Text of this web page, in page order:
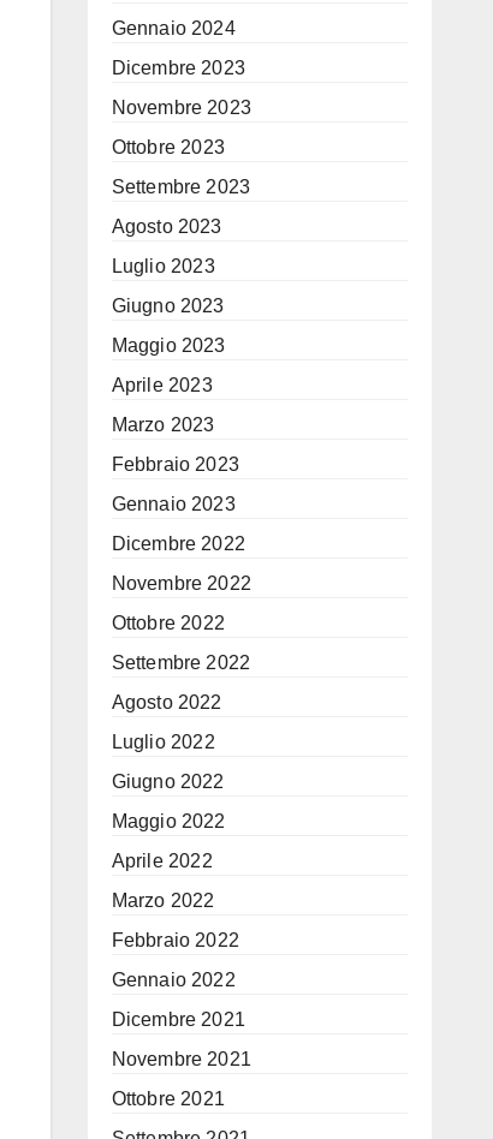
Gennaio 2024
Dicembre 2023
Novembre 2023
Ottobre 2023
Settembre 2023
Agosto 2023
Luglio 2023
Giugno 2023
Maggio 2023
Aprile 2023
Marzo 2023
Febbraio 2023
Gennaio 2023
Dicembre 2022
Novembre 2022
Ottobre 2022
Settembre 2022
Agosto 2022
Luglio 2022
Giugno 2022
Maggio 2022
Aprile 2022
Marzo 2022
Febbraio 2022
Gennaio 2022
Dicembre 2021
Novembre 2021
Ottobre 2021